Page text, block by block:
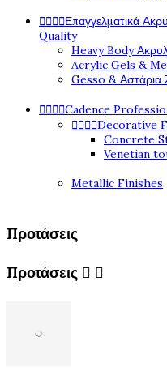
Επαγγελματικά
Quality
Heavy Body
Acrylic Gels &
Gesso & Αστάρια
Cadence
Decorative
Concrete
Venetian
Metallic Finishes
Προτάσεις
Προτάσεις  